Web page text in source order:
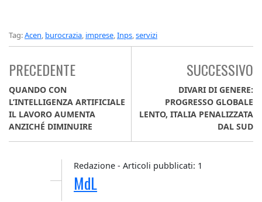
Tag:Acen, burocrazia, imprese,Inps,servizi
PRECEDENTE
QUANDO CON
L’INTELLIGENZA ARTIFICIALE
IL LAVORO AUMENTA
ANZICHÉ DIMINUIRE
SUCCESSIVO
DIVARI DI GENERE:
PROGRESSO GLOBALE
LENTO, ITALIA PENALIZZATA
DAL SUD
Redazione - Articoli pubblicati: 1
MdL